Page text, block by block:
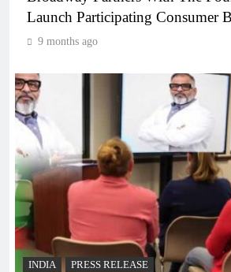
Launch Participating Consumer
9 months ago
INDIA PRESS RELEASE